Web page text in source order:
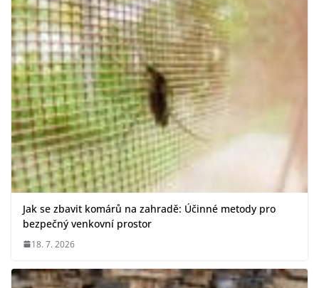
Jak se zbavit komárů na zahradě: Účinné metody pro
bezpečný venkovní prostor
18. 7. 2026